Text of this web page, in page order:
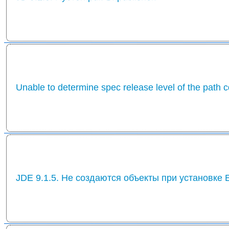
Unable to determine spec release level of the path
JDE 9.1.5. Не создаются объекты при установке